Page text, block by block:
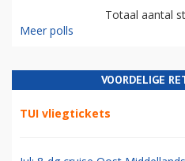
Totaal aantal
Meer polls
VOORDELIGE
TUI vliegtickets